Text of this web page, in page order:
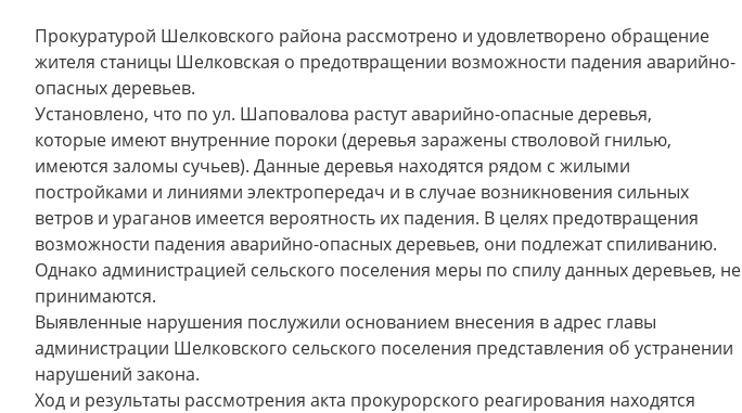
Прокуратурой Шелковского района рассмотрено и удовлетворено обращение
жителя станицы Шелковская о предотвращении возможности падения аварийно-
опасных деревьев.
Установлено, что по ул. Шаповалова растут аварийно-опасные деревья,
которые имеют внутренние пороки (деревья заражены стволовой гнилью,
имеются заломы сучьев). Данные деревья находятся рядом с жилыми
постройками и линиями электропередач и в случае возникновения сильных
ветров и ураганов имеется вероятность их падения. В целях предотвращения
возможности падения аварийно-опасных деревьев, они подлежат спиливанию.
Однако администрацией сельского поселения меры по спилу данных деревьев, не
принимаются.
Выявленные нарушения послужили основанием внесения в адрес главы
администрации Шелковского сельского поселения представления об устранении
нарушений закона.
Ход и результаты рассмотрения акта прокурорского реагирования находятся